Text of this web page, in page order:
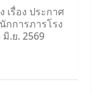
เรื่อง ประกาศ
กการภารโรง
.ย. 2569